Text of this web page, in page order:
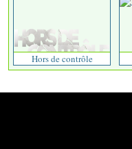
Hors de contrôle